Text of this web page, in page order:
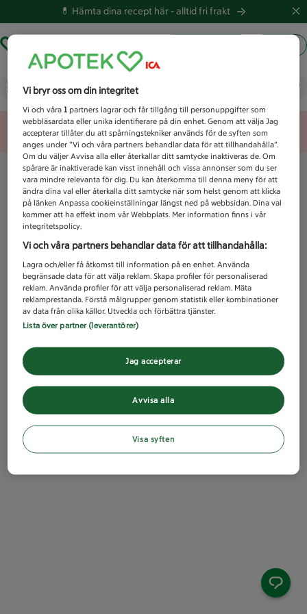
💊 Hämta dina recept här -alltid fri frakt
Vad letar du efter idag?
Unknown error
Vi bryr oss om din integritet
Vi och våra1 partners lagrar och får tillgång till personuppgifter som
webbläsardata eller unika identifierare på din enhet. Genom att välja Jag
accepterar tillåter du att spårningstekniker används för de syften som
anges under ”Vi och våra partners behandlar data för att tillhandahålla”.
Om du väljer Avvisa alla eller återkallar ditt samtycke inaktiveras de. Om
spårare är inaktiverade kan visst innehåll och vissa annonser som du ser
vara mindre relevanta för dig. Du kan återkomma till denna meny för att
ändra dina val eller återkalla ditt samtycke när som helst genom att klicka
på länken Anpassa cookieinställningar längst ned på webbsidan. Dina val
kommer att ha effekt inom vår Webbplats. Mer information finns i vår
integritetspolicy.
Vi och våra partners behandlar data för att tillhandahålla:
Lagra och/eller få åtkomst till information på en enhet. Använda
begränsade data för att välja reklam. Skapa profiler för personaliserad
reklam. Använda profiler för att välja personaliserad reklam. Mäta
reklamprestanda. Förstå målgrupper genom statistik eller kombinationer
av data från olika källor. Utveckla och förbättra tjänster.
Lista över partner (leverantörer)
Avvisa alla
Jag accepterar
Visa syften